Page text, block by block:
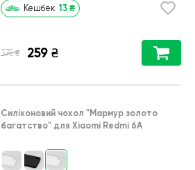
Кешбек 13 ₴
375 ₴ 259 ₴
Силіконовий чохол "Мармур золото
багатство" для Xiaomi Redmi 6A